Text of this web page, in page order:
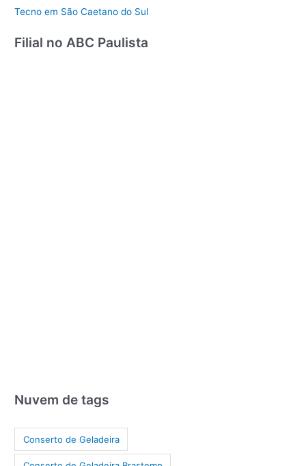
Tecno em São Caetano do Sul
Filial no ABC Paulista
Nuvem de tags
Conserto de Geladeira